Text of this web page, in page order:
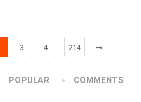
3 4 214
POPULAR COMMENTS